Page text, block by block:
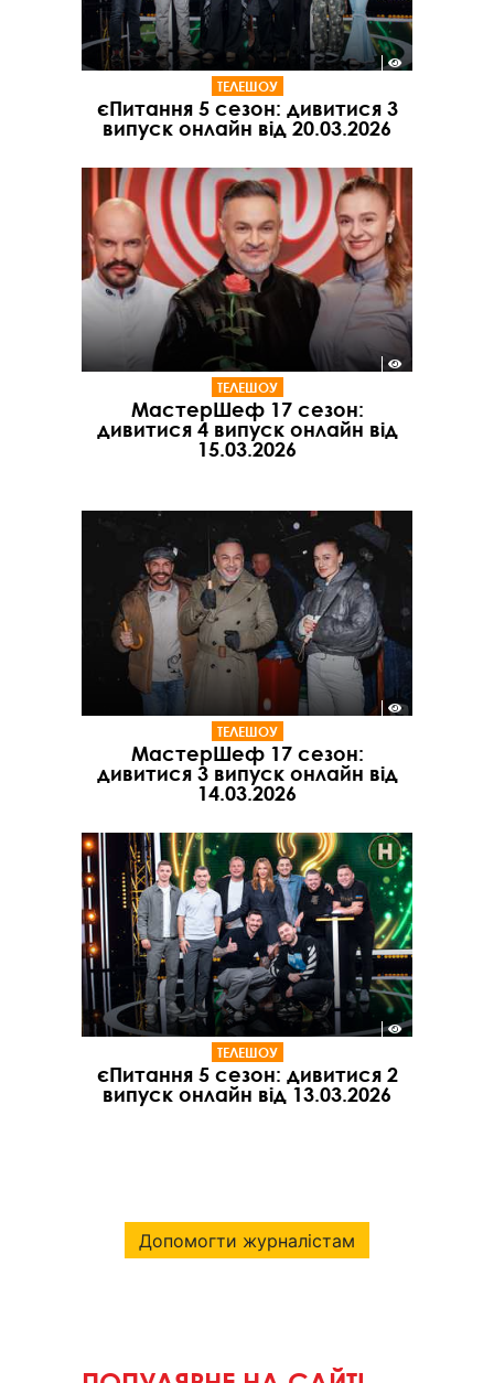
ТЕЛЕШОУ
єПитання 5 сезон: дивитися 3
випуск онлайн від 20.03.2026
ТЕЛЕШОУ
МастерШеф 17 сезон:
дивитися 4 випуск онлайн від
15.03.2026
ТЕЛЕШОУ
МастерШеф 17 сезон:
дивитися 3 випуск онлайн від
14.03.2026
ТЕЛЕШОУ
єПитання 5 сезон: дивитися 2
випуск онлайн від 13.03.2026
Допомогти журналістам